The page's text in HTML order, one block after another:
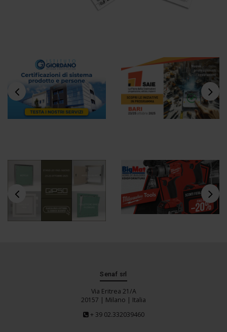
Senaf srl
Via Eritrea 21/A
20157 | Milano | Italia
+ 39 02.332039460